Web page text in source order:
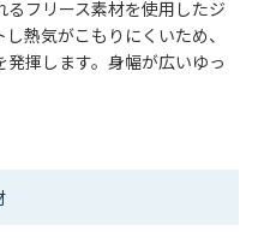
フリース素材を使用したジ
熱気がこもりにくいため、
揮します。身幅が広いゆっ